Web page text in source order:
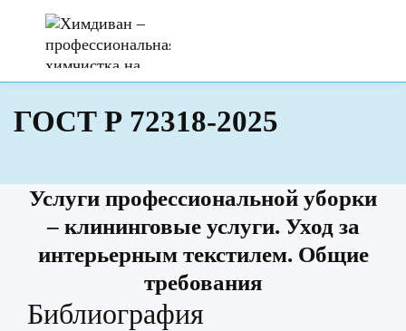
ГОСТ Р 72318-2025
Услуги профессиональной уборки
– клининговые услуги. Уход за
интерьерным текстилем. Общие
требования
Библиография